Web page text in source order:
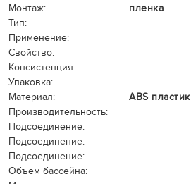
Монтаж:
пленка
Тип:
Применение:
Свойство:
Консистенция:
Упаковка:
Материал:
ABS пластик
Производительность:
Подсоединение:
Подсоединение:
Подсоединение:
Объем бассейна: